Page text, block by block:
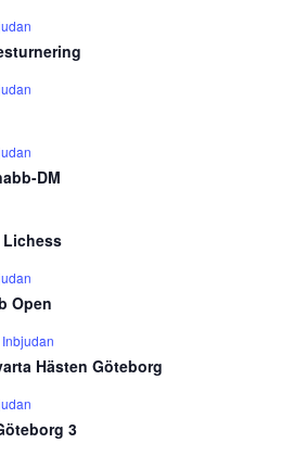
DM
Lichess
Open
Inbjudan
Hästen Göteborg
3